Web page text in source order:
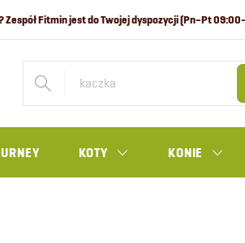
KOTY KONIE